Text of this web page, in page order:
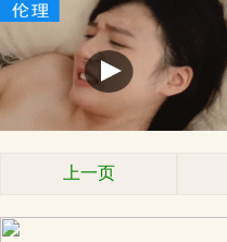
上一页